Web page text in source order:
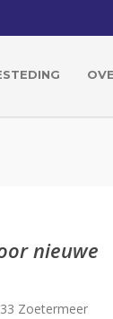
nieuwe
Zoetermeer